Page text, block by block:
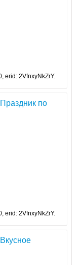
2VfnxyNkZrY.
по
2VfnxyNkZrY.